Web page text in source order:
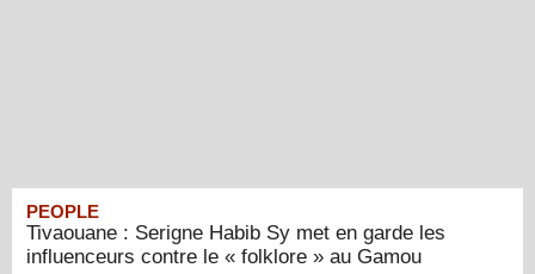
PEOPLE
Tivaouane : Serigne Habib Sy met en garde les
influenceurs contre le « folklore » au Gamou